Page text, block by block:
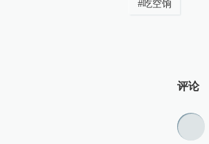
#吃空饷
评论